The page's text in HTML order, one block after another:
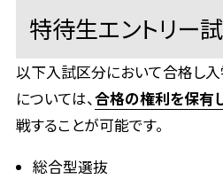
特待生エントリー
以下入試区分において合格し
については、合格の権利を保有
戦することが可能です。
総合型選抜